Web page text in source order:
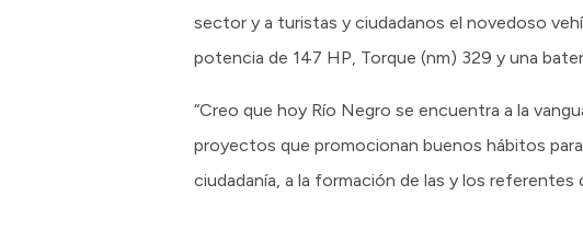
sector y a turistas y ciudadanos el novedoso
potencia de 147 HP, Torque (nm) 329 y una
“Creo que hoy Río Negro se encuentra a la
proyectos que promocionan buenos hábitos
ciudadanía, a la formación de las y los